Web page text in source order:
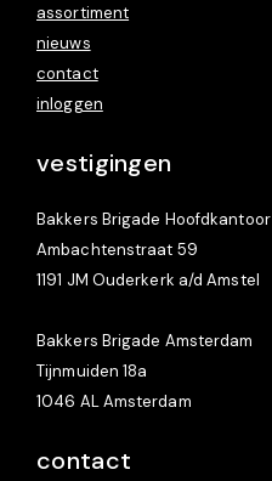
assortiment
nieuws
contact
inloggen
vestigingen
Bakkers Brigade Hoofdkantoor
Ambachtenstraat 59
1191 JM Ouderkerk a/d Amstel
Bakkers Brigade Amsterdam
Tijnmuiden 18a
1046 AL Amsterdam
contact